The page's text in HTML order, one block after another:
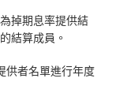
掉期息率提供結
結算成員。
供者名單進行年度